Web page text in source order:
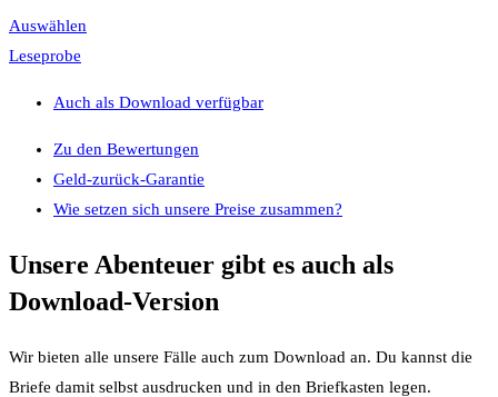
Auswählen
Leseprobe
Auch als Download verfügbar
Zu den Bewertungen
Geld-zurück-Garantie
Wie setzen sich unsere Preise zusammen?
Unsere Abenteuer gibt es auch als
Download-Version
Wir bieten alle unsere Fälle auch zum Download an. Du kannst die
Briefe damit selbst ausdrucken und in den Briefkasten legen.